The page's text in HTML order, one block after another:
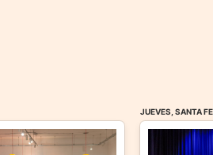
JUEVES, SANTA FE